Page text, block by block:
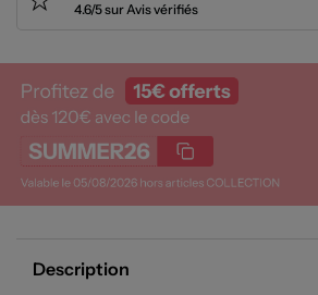
4.6/5 sur Avis vérifiés
Description